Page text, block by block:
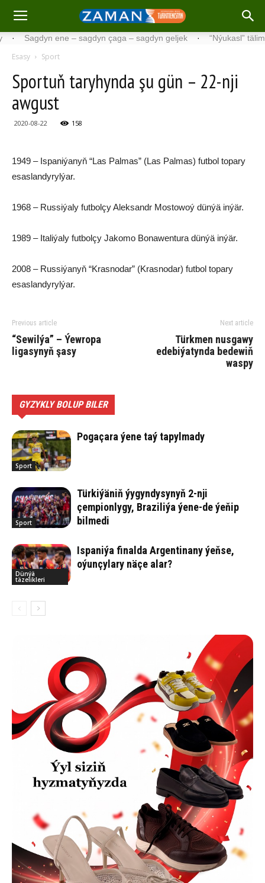
Sagdyn ene – sagdyn çaga – sagdyn geljek · “Nýukasl”
Esasy Sport
Sportuň taryhynda şu gün – 22-nji
awgust
2020-08-22 158
1949 – Ispaniýanyň “Las Palmas” (Las Palmas) futbol topary
esaslandyrylýar.
1968 – Russiýaly futbolçy Aleksandr Mostowoý dünýä inýär.
1989 – Italiýaly futbolçy Jakomo Bonawentura dünýä inýär.
2008 – Russiýanyň “Krasnodar” (Krasnodar) futbol topary
esaslandyrylýar.
Previous article
“Sewilýa” – Ýewropa
ligasynyň şasy
Next article
Türkmen nusgawy
edebiýatynda bedewiň
waspy
GYZYKLY BOLUP BILER
Sport
Pogaçara ýene taý tapylmady
Sport
Türkiýäniň ýygyndysynyň 2-nji
çempionlygy, Braziliýa ýene-de ýeňip
bilmedi
Dünýä
täzelikleri
Ispaniýa finalda Argentinany ýeňse,
oýunçylary näçe alar?